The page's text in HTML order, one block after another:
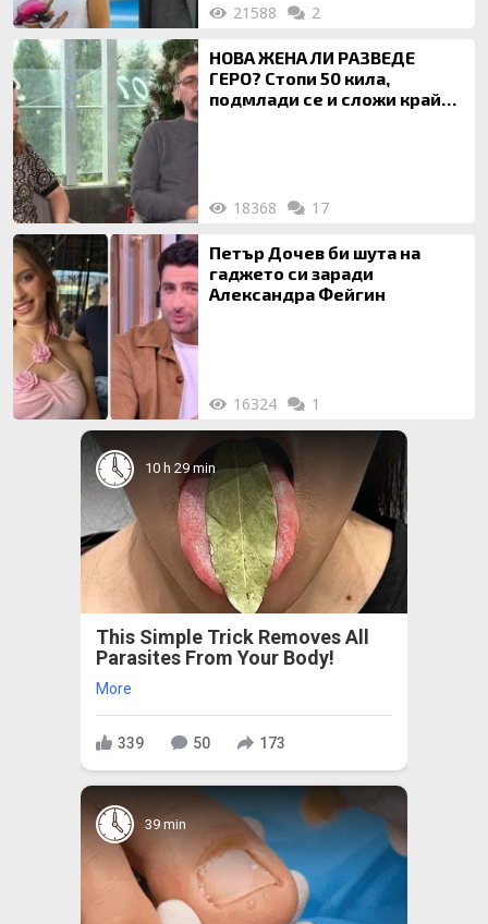
21588 2
НОВА ЖЕНА ЛИ РАЗВЕДЕ
ГЕРО? Стопи 50 кила,
подмлади се и сложи край
18368 17
Петър Дочев би шута на
гаджето си заради
Александра Фейгин
16324 1
10 h 29 min
This Simple Trick Removes All
Parasites From Your Body!
More
339 50 173
39 min